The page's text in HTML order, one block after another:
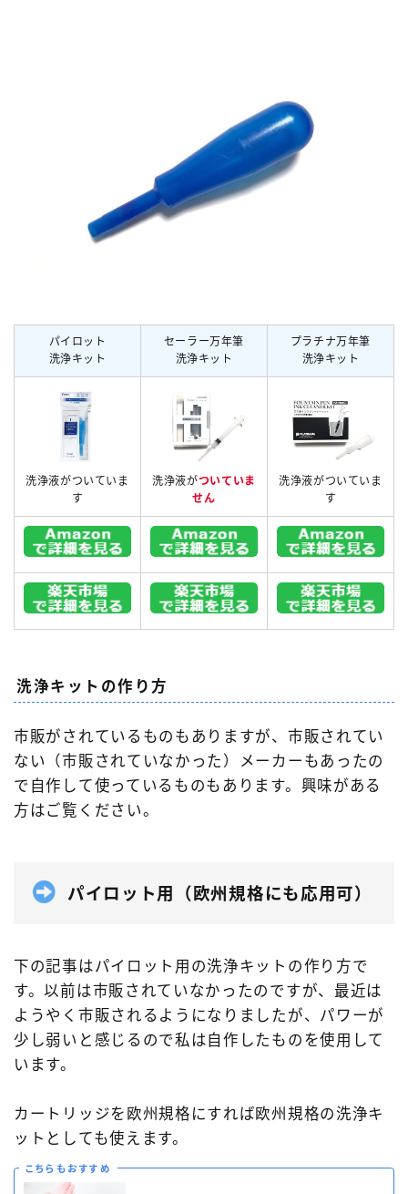
パイロット
洗浄キット
セーラー万年筆
洗浄キット
プラチナ万年筆
洗浄キット
洗浄液がついていま
す
洗浄液がついていま
せん
洗浄液がついていま
す
洗浄キットの作り方
市販がされているものもありますが、市販されてい
ない（市販されていなかった）メーカーもあったの
で自作して使っているものもあります。興味がある
方はご覧ください。
パイロット用（欧州規格にも応用可）
下の記事はパイロット用の洗浄キットの作り方で
す。以前は市販されていなかったのですが、最近は
ようやく市販されるようになりましたが、パワーが
少し弱いと感じるので私は自作したものを使用して
います。
カートリッジを欧州規格にすれば欧州規格の洗浄キ
ットとしても使えます。
こちらもおすすめ